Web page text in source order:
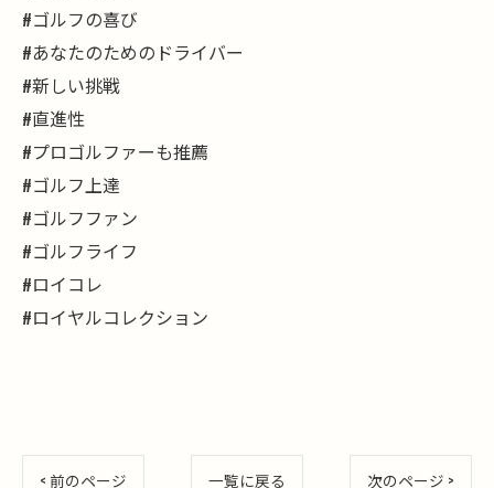
#ゴルフの喜び
#あなたのためのドライバー
#新しい挑戦
#直進性
#プロゴルファーも推薦
#ゴルフ上達
#ゴルフファン
#ゴルフライフ
#ロイコレ
#ロイヤルコレクション
< 前のページ 一覧に戻る 次のページ >